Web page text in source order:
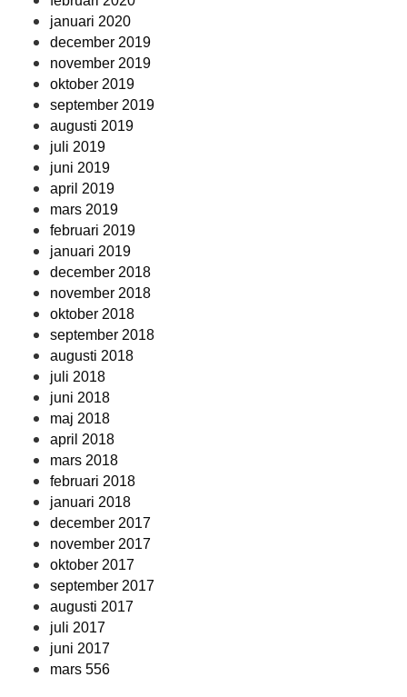
januari 2020
december 2019
november 2019
oktober 2019
september 2019
augusti 2019
juli 2019
juni 2019
april 2019
mars 2019
februari 2019
januari 2019
december 2018
november 2018
oktober 2018
september 2018
augusti 2018
juli 2018
juni 2018
maj 2018
april 2018
mars 2018
februari 2018
januari 2018
december 2017
november 2017
oktober 2017
september 2017
augusti 2017
juli 2017
juni 2017
mars 556